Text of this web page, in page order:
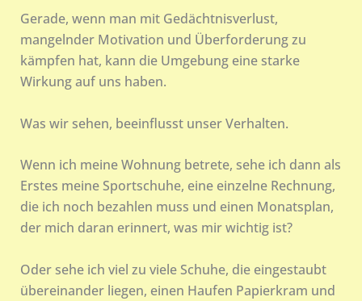
Gerade, wenn man mit Gedächtnisverlust,
mangelnder Motivation und Überforderung zu
kämpfen hat, kann die Umgebung eine starke
Wirkung auf uns haben.
Was wir sehen, beeinflusst unser Verhalten.
Wenn ich meine Wohnung betrete, sehe ich dann als
Erstes meine Sportschuhe, eine einzelne Rechnung,
die ich noch bezahlen muss und einen Monatsplan,
der mich daran erinnert, was mir wichtig ist?
Oder sehe ich viel zu viele Schuhe, die eingestaubt
übereinander liegen, einen Haufen Papierkram und